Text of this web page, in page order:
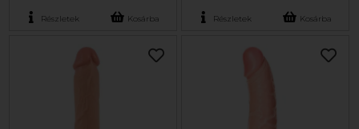
Részletek Kosárba Részletek Kosárba